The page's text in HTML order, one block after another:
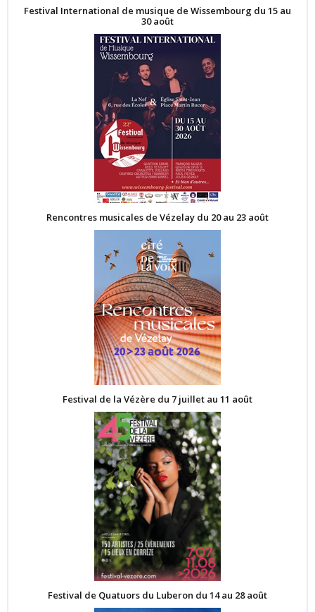
Festival International de musique de Wissembourg du 15 au
30 août
Rencontres musicales de Vézelay du 20 au 23 août
Festival de la Vézère du 7 juillet au 11 août
Festival de Quatuors du Luberon du 14 au 28 août